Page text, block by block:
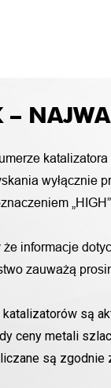
–
wyłącznie
informacje
zauważą
katalizatorów są
ceny metali
są zgodnie